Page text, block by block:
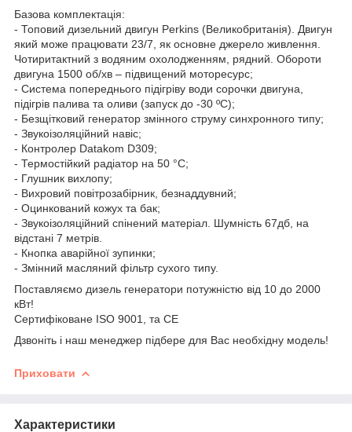
Базова комплектація:
- Топовий дизельний двигун Perkins (Великобританія). Двигун
який може працювати 23/7, як основне джерело живлення.
Чотиритактний з водяним охолодженням, рядний. Обороти
двигуна 1500 об/хв – підвищений моторесурс;
- Система попереднього підігріву води сорочки двигуна,
підігрів палива та оливи (запуск до -30 ºС);
- Безщітковий генератор змінного струму синхронного типу;
- Звукоізоляційний навіс;
- Контролер Datakom D309;
- Термостійкий радіатор на 50 °C;
- Глушник вихлопу;
- Вихровий повітрозабірник, безнаддувний;
- Оцинкований кожух та бак;
- Звукоізоляційний спінений матеріал. Шумність 67дб, на
відстані 7 метрів.
- Кнопка аварійної зупинки;
- Змінний масляний фільтр сухого типу.
Поставляємо дизель генератори потужністю від 10 до 2000
кВт!
Сертифіковане ISO 9001, та CE
Дзвоніть і наш менеджер підбере для Вас необхідну модель!
Приховати
Характеристики